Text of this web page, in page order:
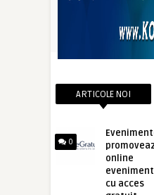
ARTICOLE NOI
0
online
cu acces